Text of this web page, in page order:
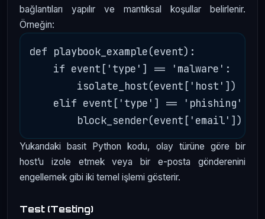
bağlantıları yapılır ve mantıksal koşullar belirlenir.
Örneğin:
def playbook_example(event):
    if event['type'] == 'malware':
        isolate_host(event['host'])
    elif event['type'] == 'phishing':
Yukarıdaki basit Python kodu, olay türüne göre bir
host’u izole etmek veya bir e-posta gönderenini
engellemek gibi iki temel işlemi gösterir.
Test (Testing)